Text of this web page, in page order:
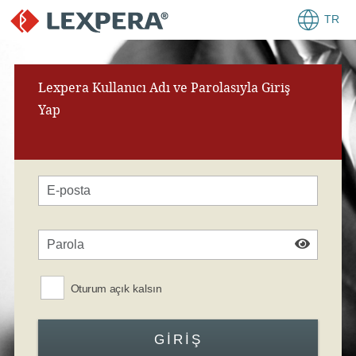
TR
Lexpera Kullanıcı Adı ve Parolasıyla Giriş
Yap
Oturum açık kalsın
GIRIŞ